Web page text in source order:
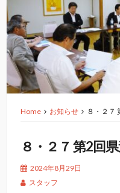
Home お知らせ ８・２７
８・２７ 第2回
2024年8月29日
スタッフ